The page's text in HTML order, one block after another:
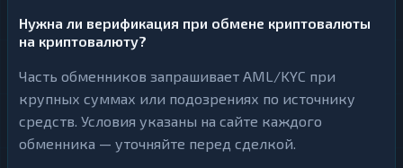
Нужна ли верификация при обмене криптовалюты
на криптовалюту?
Часть обменников запрашивает AML/KYC при
крупных суммах или подозрениях по источнику
средств. Условия указаны на сайте каждого
обменника — уточняйте перед сделкой.